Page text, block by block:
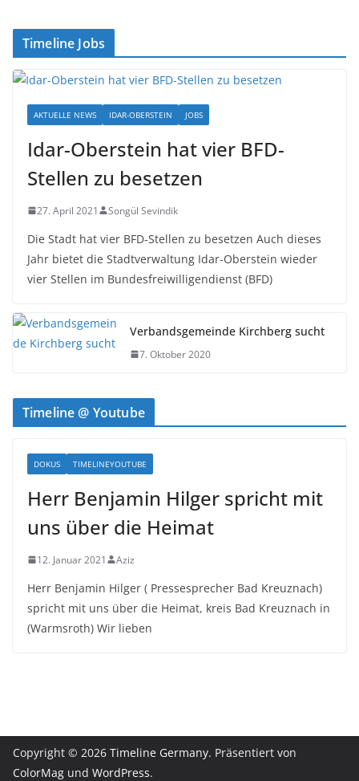
Timeline Jobs
AKTUELLE NEWS IDAR-OBERSTEIN JOBS
Idar-Oberstein hat vier BFD-
Stellen zu besetzen
27. April 2021 Songül Sevindik
Die Stadt hat vier BFD-Stellen zu besetzen Auch dieses
Jahr bietet die Stadtverwaltung Idar-Oberstein wieder
vier Stellen im Bundesfreiwilligendienst (BFD)
Verbandsgemeinde Kirchberg sucht
7. Oktober 2020
Timeline @ Youtube
DOKUS TIMELINEYOUTUBE
Herr Benjamin Hilger spricht mit
uns über die Heimat
12. Januar 2021 Aziz
Herr Benjamin Hilger ( Pressesprecher Bad Kreuznach)
spricht mit uns über die Heimat, kreis Bad Kreuznach in
(Warmsroth) Wir lieben
Copyright © 2026 Timeline Germany. Präsentiert von
ColorMag und WordPress.